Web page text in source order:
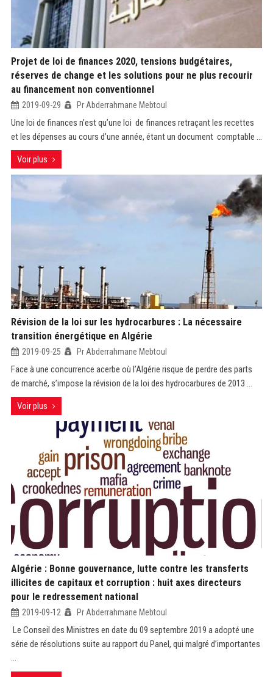
Projet de loi de finances 2020, tensions budgétaires,
réserves de change et les solutions pour ne plus recourir
au financement non conventionnel
2019-09-29 Pr Abderrahmane Mebtoul
Une loi de finances n’est qu’une loi de finances retraçant les recettes
et les dépenses au cours d’une année, étant un document comptable ...
Voir plus
Révision de la loi sur les hydrocarbures : La nécessaire
transition énergétique en Algérie
2019-09-25 Pr Abderrahmane Mebtoul
Face à une concurrence acerbe où l’Algérie risque de perdre des parts
de marché, s’impose la révision de la loi des hydrocarbures de 2013 ...
Voir plus
Algérie : Bonne gouvernance, lutte contre les transferts
illicites de capitaux et corruption : huit axes directeurs
pour le redressement national
2019-09-12 Pr Abderrahmane Mebtoul
Le Conseil des Ministres en date du 09 septembre 2019 a adopté une
série de résolutions suite au rapport du Panel, qui malgré d’importantes
...